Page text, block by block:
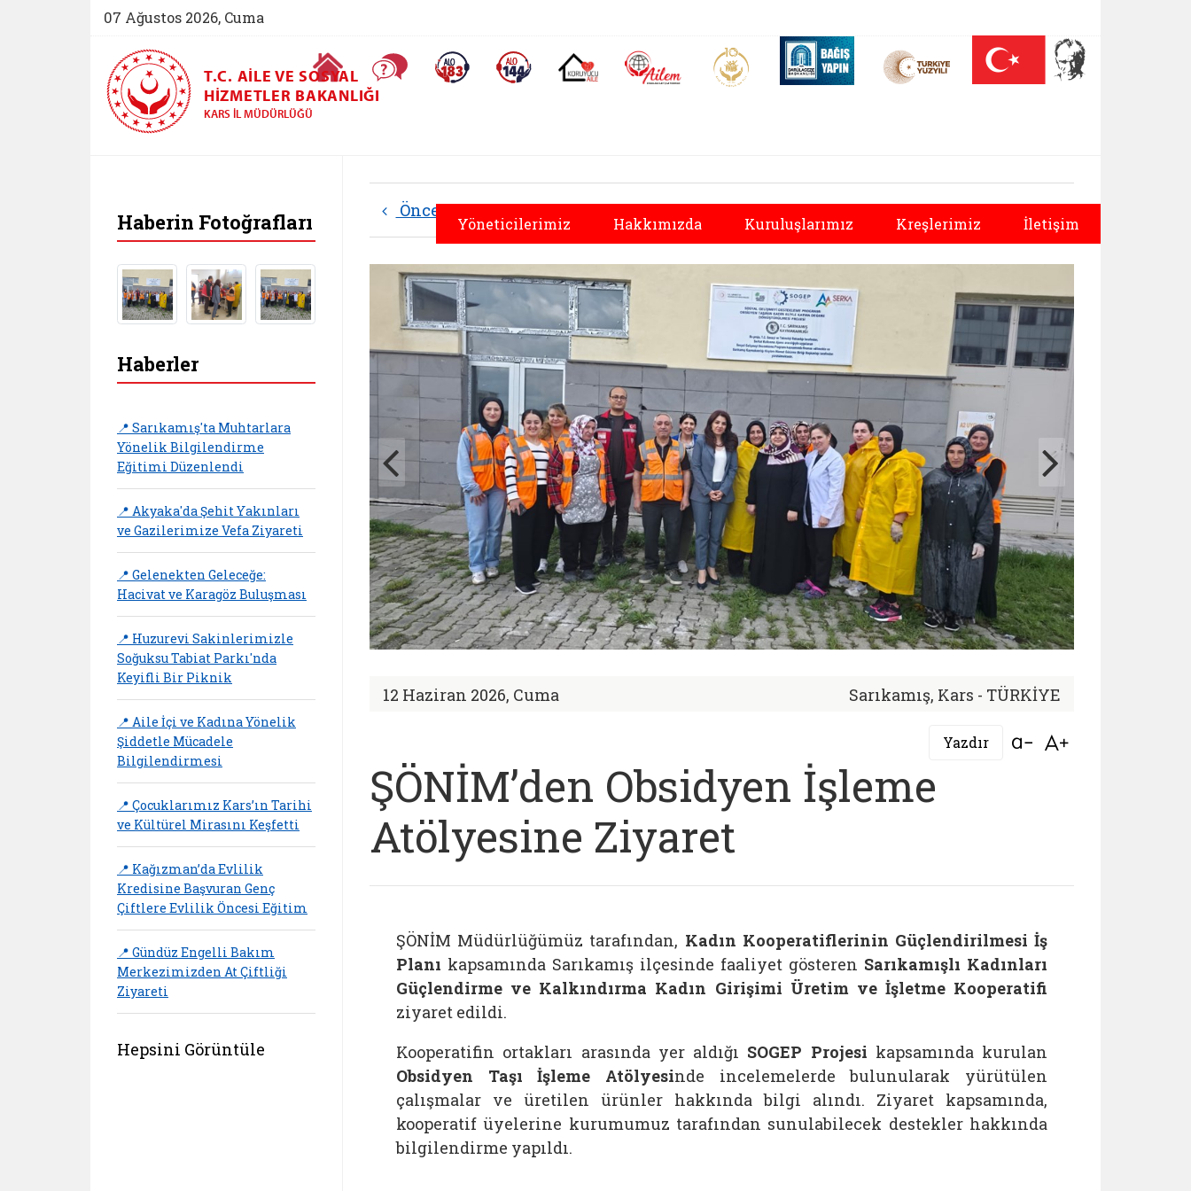
07 Ağustos 2026, Cuma
Ana Sayfa Sıkça Sorulan SorularAlo 183 (yeni sekmede açılır)Alo 144 (yeni sekmede açılır)Koruyucu Aile (yeni sekmede açılır)
AİLEM İletişim Merkezi (yeni sekmede açılır)
Aile ve Nüfus On Yılı (yeni sekmede açılır)Darülaceze bağış sayfası (yeni sekmede açılır)
T.C. AILE VE SOSYAL
HIZMETLER BAKANLIĞI
KARS İL MÜDÜRLÜĞÜ
Yöneticilerimiz Hakkımızda Kuruluşlarımız Kreşlerimiz İletişim
Önceki Sonraki
12 Haziran 2026, Cuma Sarıkamış, Kars - TÜRKİYE
Yazdır Bağlantıyı aç
ŞÖNİM’den Obsidyen İşleme
Atölyesine Ziyaret
ŞÖNİM Müdürlüğümüz tarafından, Kadın Kooperatiflerinin Güçlendirilmesi İş
Planı kapsamında Sarıkamış ilçesinde faaliyet gösteren Sarıkamışlı Kadınları
Güçlendirme ve Kalkındırma Kadın Girişimi Üretim ve İşletme Kooperatifi
ziyaret edildi.
Kooperatifin ortakları arasında yer aldığı SOGEP Projesi kapsamında kurulan
Obsidyen Taşı İşleme Atölyesinde incelemelerde bulunularak yürütülen
çalışmalar ve üretilen ürünler hakkında bilgi alındı. Ziyaret kapsamında,
kooperatif üyelerine kurumumuz tarafından sunulabilecek destekler hakkında
bilgilendirme yapıldı.
Haberin Fotoğrafları
Haberler
📍 Sarıkamış'ta Muhtarlara
Yönelik Bilgilendirme
Eğitimi Düzenlendi
📍 Akyaka'da Şehit Yakınları
ve Gazilerimize Vefa Ziyareti
📍 Gelenekten Geleceğe:
Hacivat ve Karagöz Buluşması
📍 Huzurevi Sakinlerimizle
Soğuksu Tabiat Parkı'nda
Keyifli Bir Piknik
📍 Aile İçi ve Kadına Yönelik
Şiddetle Mücadele
Bilgilendirmesi
📍 Çocuklarımız Kars’ın Tarihi
ve Kültürel Mirasını Keşfetti
📍 Kağızman’da Evlilik
Kredisine Başvuran Genç
Çiftlere Evlilik Öncesi Eğitim
📍 Gündüz Engelli Bakım
Merkezimizden At Çiftliği
Ziyareti
Hepsini Görüntüle